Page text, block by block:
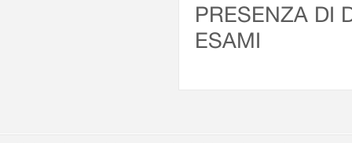
PRESENZA DI
ESAMI